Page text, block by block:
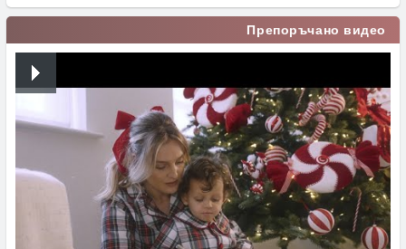
Препоръчано видео